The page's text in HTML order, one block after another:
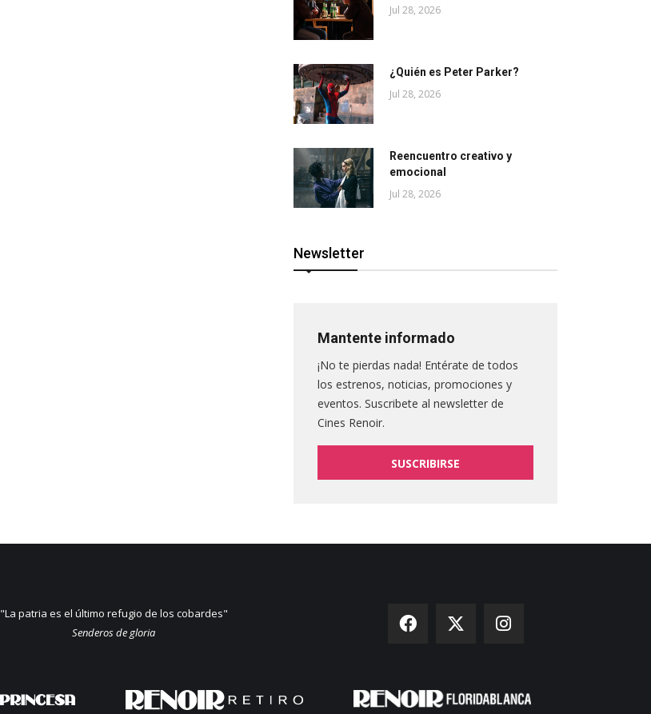
Jul 28, 2026
¿Quién es Peter Parker?
Jul 28, 2026
Reencuentro creativo y
emocional
Jul 28, 2026
Newsletter
Mantente informado
¡No te pierdas nada! Entérate de todos
los estrenos, noticias, promociones y
eventos. Suscribete al newsletter de
Cines Renoir.
SUSCRIBIRSE
"La patria es el último refugio de los cobardes"
Senderos de gloria